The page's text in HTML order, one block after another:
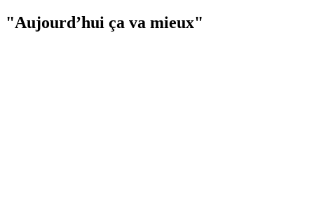
"Aujourd’hui ça va mieux"